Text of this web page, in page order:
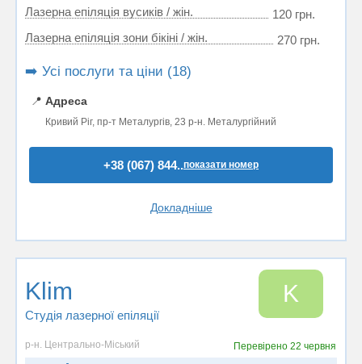
Лазерна епіляція вусиків / жін.
120 грн.
Лазерна епіляція зони бікіні / жін.
270 грн.
➡️ Усі послуги та ціни (18)
📍 Адреса
Кривий Ріг, пр-т Металургів, 23 р-н. Металургійний
+38 (067) 844..показати номер
Докладніше
Klim
Студія лазерної епіляції
K
р-н. Центрально-Міський Перевірено22 червня